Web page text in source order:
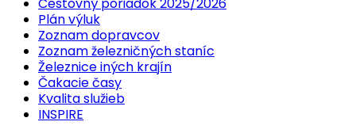
Plán výluk
Zoznam dopravcov
Zoznam železničných staníc
Železnice iných krajín
Čakacie časy
Kvalita služieb
INSPIRE